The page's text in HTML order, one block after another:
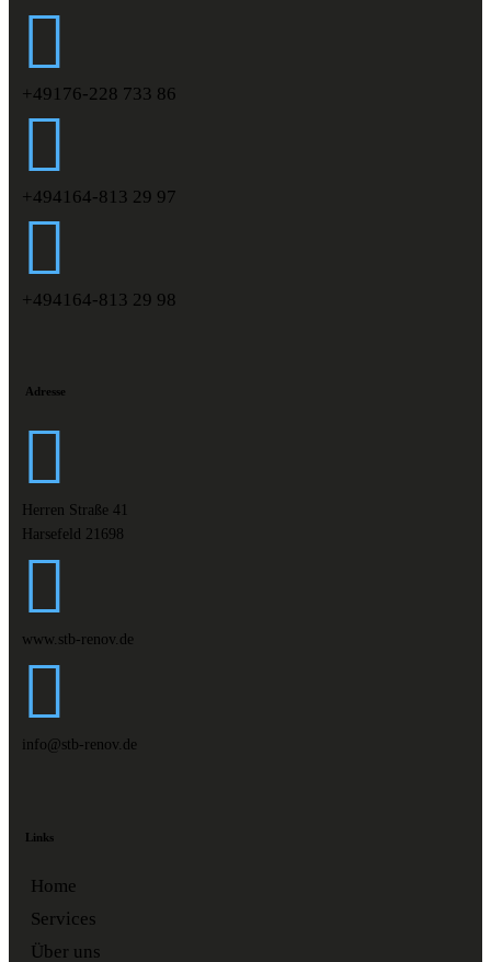
+49176-228 733 86
+494164-813 29 97
+494164-813 29 98
Adresse
Herren Straße 41
Harsefeld 21698
www.stb-renov.de
info@stb-renov.de
Links
Home
Services
Über uns